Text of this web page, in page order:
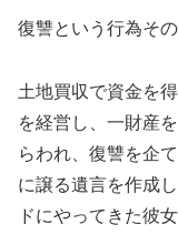
復讐という行為そ
土地買収で資金を
を経営し、一財産
らわれ、復讐を企
に譲る遺言を作成
ドにやってきた彼